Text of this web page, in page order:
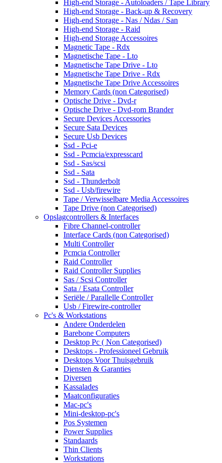
High-end Storage - Autoloaders / Tape Library
High-end Storage - Back-up & Recovery
High-end Storage - Nas / Ndas / San
High-end Storage - Raid
High-end Storage Accessoires
Magnetic Tape - Rdx
Magnetische Tape - Lto
Magnetische Tape Drive - Lto
Magnetische Tape Drive - Rdx
Magnetische Tape Drive Accessoires
Memory Cards (non Categorised)
Optische Drive - Dvd-r
Optische Drive - Dvd-rom Brander
Secure Devices Accessories
Secure Sata Devices
Secure Usb Devices
Ssd - Pci-e
Ssd - Pcmcia/expresscard
Ssd - Sas/scsi
Ssd - Sata
Ssd - Thunderbolt
Ssd - Usb/firewire
Tape / Verwisselbare Media Accessoires
Tape Drive (non Categorised)
Opslagcontrollers & Interfaces
Fibre Channel-controller
Interface Cards (non Categorised)
Multi Controller
Pcmcia Controller
Raid Controller
Raid Controller Supplies
Sas / Scsi Controller
Sata / Esata Controller
Seriële / Parallelle Controller
Usb / Firewire-controller
Pc's & Workstations
Andere Onderdelen
Barebone Computers
Desktop Pc ( Non Categorised)
Desktops - Professioneel Gebruik
Desktops Voor Thuisgebruik
Diensten & Garanties
Diversen
Kassalades
Maatconfiguraties
Mac-pc's
Mini-desktop-pc's
Pos Systemen
Power Supplies
Standaards
Thin Clients
Workstations